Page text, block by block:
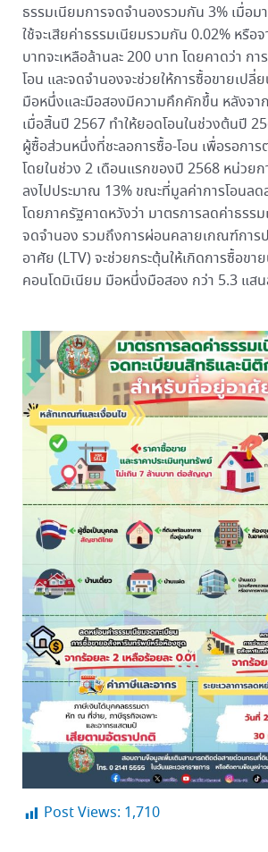
ธรรมเนียมการจดจำนองรวมกัน 3% เมื่อ
ใช้จะเสียค่าธรรมเนียมรวมกัน 0.02% หรือ
บาทจะเหลือล้านละ 200 บาท โดยคาดว่า ก
โอน และจดจำนองจะช่วยให้การซื้อขายเป
มือหนึ่งและมือสองมีความคึกคักขึ้น หลังจา
เมื่อสิ้นปี 2567 ทำให้ยอดโอนในช่วงต้นปี
ผู้ซื้อส่วนหนึ่งที่ชะลอการซื้อ-โอน เพื่อรอกา
โดยในช่วง 2 เดือนแรกของปี 2568 หน่วยก
ลงไปประมาณ 13% ขณะที่มูลค่าการโอนล
โดยภาครัฐคาดหวังว่า มาตรการลดค่าธรร
จดจำนอง รวมถึงการผ่อนคลายเกณฑ์การ
อาศัย (LTV) จะช่วยกระตุ้นให้เกิดการซื้อขา
คอนโดมิเนียม มือหนึ่งมือสอง กว่า 5.3 แส
Post Views: 1,710